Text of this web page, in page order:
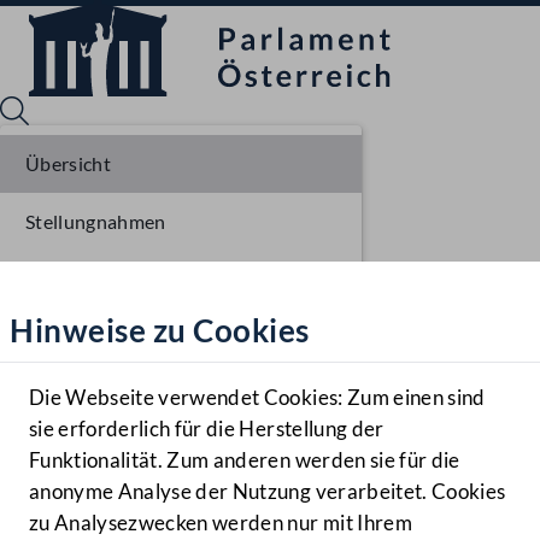
Hilfe
Benutzer
Navigationsmenü öffnen
MENÜ
Hinweise zu Cookies
Die Webseite verwendet Cookies: Zum einen sind
sie erforderlich für die Herstellung der
Funktionalität. Zum anderen werden sie für die
anonyme Analyse der Nutzung verarbeitet. Cookies
zu Analysezwecken werden nur mit Ihrem
Übersicht
Stellungnahmen